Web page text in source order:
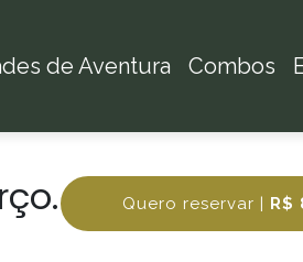
de Aventura Combos
Quero reservar | R$